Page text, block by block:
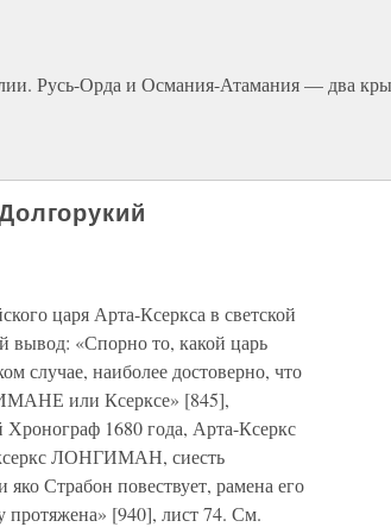
Русь-Орда и Османия-Атамания — два
царя Арта-Ксеркса в светской
вывод: «Спорно то, какой царь
случае, наиболее достоверно, что
или Ксерксе» [845],
1680 года, Арта-Ксеркс
ЛОНГИМАН, сиесть
Страбон повествует, рамена его
протяжена» [940], лист 74. См.